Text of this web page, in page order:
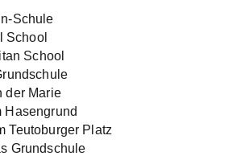
Schule
School
School
der Marie
Hasengrund
Teutoburger Platz
Grundschule